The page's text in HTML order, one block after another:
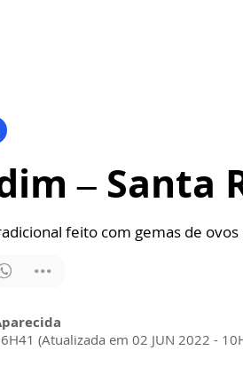
– Santa
feito com gemas de ovos
(Atualizada em 02 JUN 2022 -